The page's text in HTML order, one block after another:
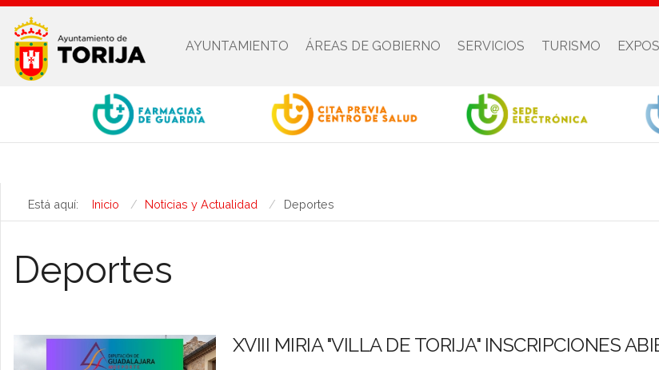
AYUNTAMIENTO ÁREAS DE GOBIERNO SERVICIOS TURISMO
Está aquí: Inicio Noticias y Actualidad Deportes
Deportes
XVIII MIRIA "VILLA DE TORIJA" INSCRIPCIONES